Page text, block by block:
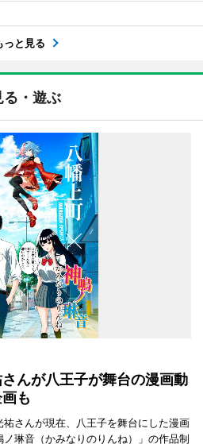
っと見る
る・遊ぶ
んが八王子が舞台の漫画動
も
さんが現在、八王子を舞台にした漫画
琳音（かみなりのりんね）」の作品制